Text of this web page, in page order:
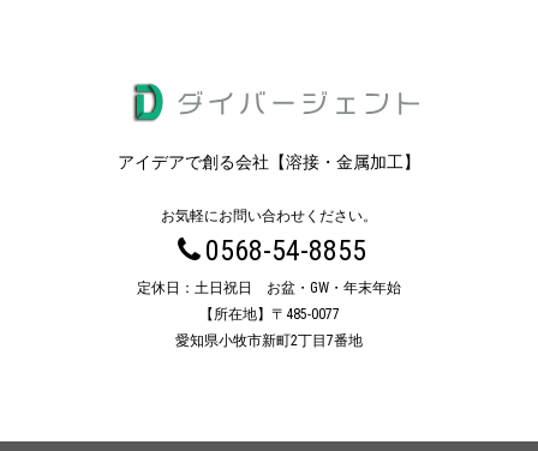
アイデアで創る会社【溶接・金属加工】
お気軽にお問い合わせください。
0568-54-8855
定休日：土日祝日 お盆・GW・年末年始
【所在地】〒485-0077
愛知県小牧市新町2丁目7番地